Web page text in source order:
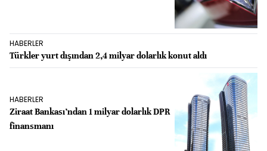
HABERLER
Türkler yurt dışından 2,4 milyar dolarlık konut aldı
HABERLER
Ziraat Bankası’ndan 1 milyar dolarlık DPR
finansmanı